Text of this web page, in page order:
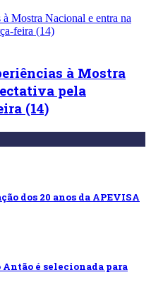
à Mostra
pela
(14)
dos 20 anos da APEVISA
é selecionada para